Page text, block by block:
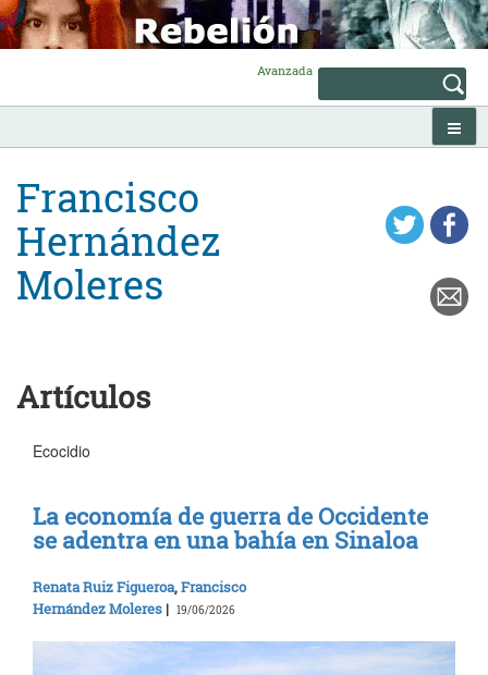
Skip
to
content
Avanzada
Francisco
Hernández
Moleres
Artículos
Ecocidio
La economía de guerra de Occidente
se adentra en una bahía en Sinaloa
Renata Ruiz Figueroa,Francisco
Hernández Moleres | 19/06/2026